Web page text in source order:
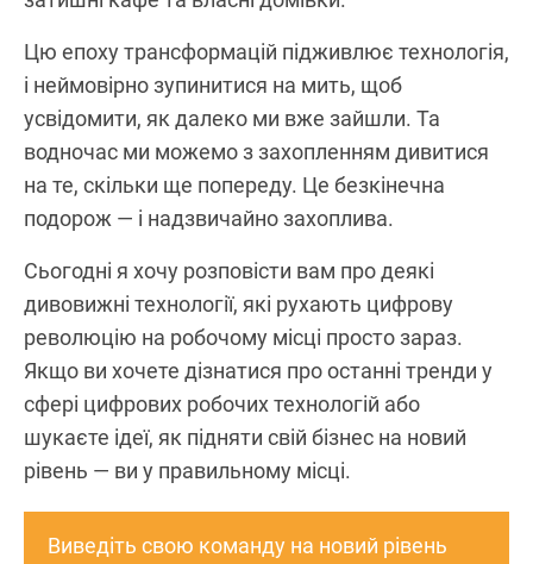
Цю епоху трансформацій підживлює технологія,
і неймовірно зупинитися на мить, щоб
усвідомити, як далеко ми вже зайшли. Та
водночас ми можемо з захопленням дивитися
на те, скільки ще попереду. Це безкінечна
подорож — і надзвичайно захоплива.
Сьогодні я хочу розповісти вам про деякі
дивовижні технології, які рухають цифрову
революцію на робочому місці просто зараз.
Якщо ви хочете дізнатися про останні тренди у
сфері цифрових робочих технологій або
шукаєте ідеї, як підняти свій бізнес на новий
рівень — ви у правильному місці.
Виведіть свою команду на новий рівень